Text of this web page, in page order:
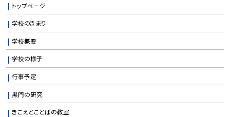
トップページ
学校のきまり
学校概要
学校の様子
行事予定
黒門の研究
きこえとことばの教室